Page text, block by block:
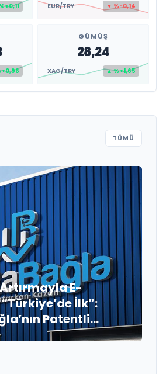
EUR/TRY ▼ %-0,14
GÜMÜŞ
28,24
XAG/TRY ▲ %+1,65
TÜMÜ
E-
İlk”:
Patentli